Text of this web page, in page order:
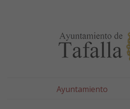
Ayuntamiento